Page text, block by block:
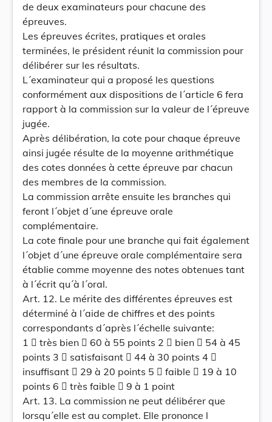
de deux examinateurs pour chacune des
épreuves.
Les épreuves écrites, pratiques et orales
terminées, le président réunit la commission pour
délibérer sur les résultats.
L´examinateur qui a proposé les questions
conformément aux dispositions de l´article 6 fera
rapport à la commission sur la valeur de l´épreuve
jugée.
Après délibération, la cote pour chaque épreuve
ainsi jugée résulte de la moyenne arithmétique
des cotes données à cette épreuve par chacun
des membres de la commission.
La commission arrête ensuite les branches qui
feront l´objet d´une épreuve orale
complémentaire.
La cote finale pour une branche qui fait également
l´objet d´une épreuve orale complémentaire sera
établie comme moyenne des notes obtenues tant
à l´écrit qu´à l´oral.
Art. 12. Le mérite des différentes épreuves est
déterminé à l´aide de chiffres et des points
correspondants d´après l´échelle suivante:
1  très bien  60 à 55 points 2  bien  54 à 45
points 3  satisfaisant  44 à 30 points 4 
insuffisant  29 à 20 points 5  faible  19 à 10
points 6  très faible  9 à 1 point
Art. 13. La commission ne peut délibérer que
lorsqu´elle est au complet. Elle prononce l